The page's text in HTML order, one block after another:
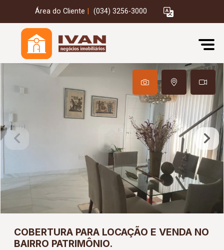
Área do Cliente (034) 3256-3000
COBERTURA PARA LOCAÇÃO E VENDA NO
BAIRRO PATRIMÔNIO.